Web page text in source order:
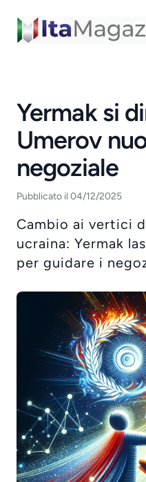
ItaMagazine
Yermak si
Umerov
negoziale
Pubblicato il 04/12/2025
Cambio ai vertici
ucraina: Yermak
per guidare i